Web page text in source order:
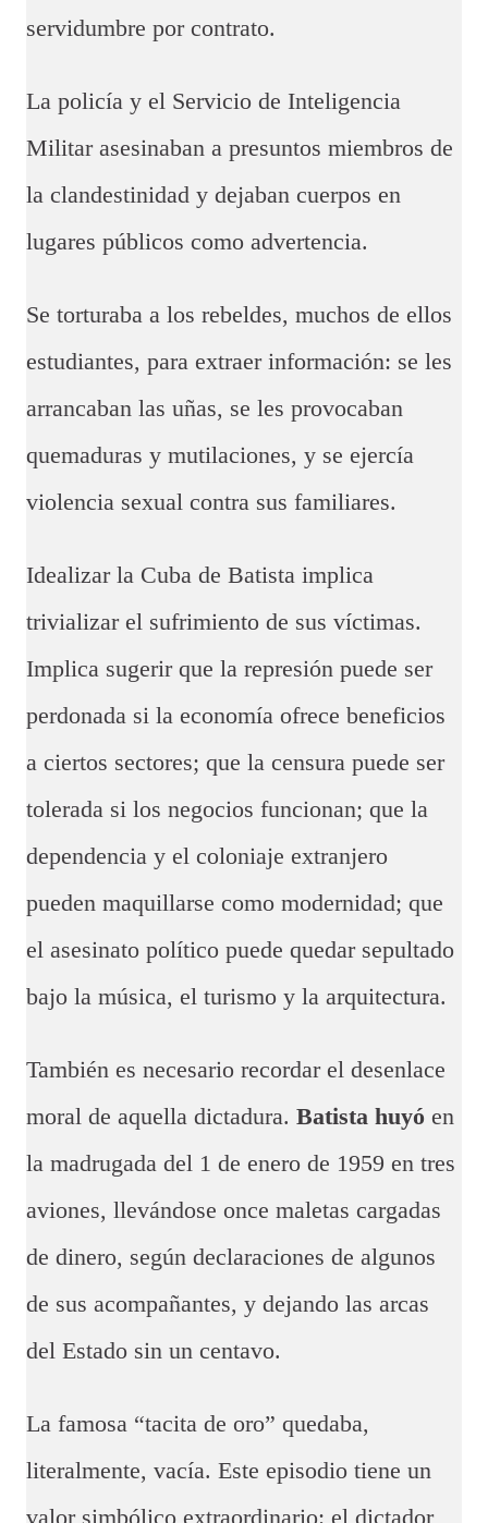
servidumbre por contrato.
La policía y el Servicio de Inteligencia
Militar asesinaban a presuntos miembros de
la clandestinidad y dejaban cuerpos en
lugares públicos como advertencia.
Se torturaba a los rebeldes, muchos de ellos
estudiantes, para extraer información: se les
arrancaban las uñas, se les provocaban
quemaduras y mutilaciones, y se ejercía
violencia sexual contra sus familiares.
Idealizar la Cuba de Batista implica
trivializar el sufrimiento de sus víctimas.
Implica sugerir que la represión puede ser
perdonada si la economía ofrece beneficios
a ciertos sectores; que la censura puede ser
tolerada si los negocios funcionan; que la
dependencia y el coloniaje extranjero
pueden maquillarse como modernidad; que
el asesinato político puede quedar sepultado
bajo la música, el turismo y la arquitectura.
También es necesario recordar el desenlace
moral de aquella dictadura. Batista huyó en
la madrugada del 1 de enero de 1959 en tres
aviones, llevándose once maletas cargadas
de dinero, según declaraciones de algunos
de sus acompañantes, y dejando las arcas
del Estado sin un centavo.
La famosa “tacita de oro” quedaba,
literalmente, vacía. Este episodio tiene un